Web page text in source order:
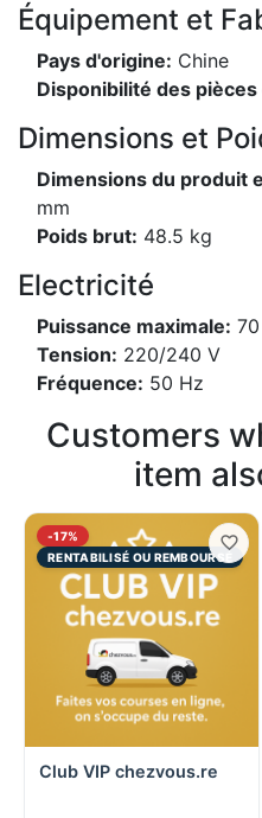
Équipement et
Pays d'origine: Chine
Disponibilité des
Dimensions et
Dimensions du produit
mm
Poids brut: 48.5 kg
Electricité
Puissance maximale:
Tension: 220/240 V
Fréquence: 50 Hz
Customers
item
-17%
RENTABILISÉ OU REMBOURSÉ
Club VIP chezvous.re